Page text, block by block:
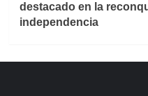
destacado en la
independencia